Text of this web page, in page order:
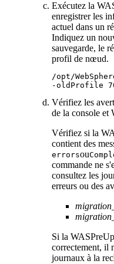
Exécutez la
enregistrer les
actuel dans un
Indiquez un
sauvegarde, le
profil de nœud.
-oldProfile
Vérifiez les
de la console et
Vérifiez si la
contient des
errorsou
commande ne
consultez les
erreurs ou des
Si la
correctement, il
journaux à la